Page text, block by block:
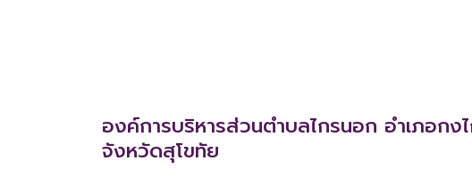
องค์การบริหารส่วนตำบลไกรนอก อำเภอกง
จังหวัดสุโขทัย